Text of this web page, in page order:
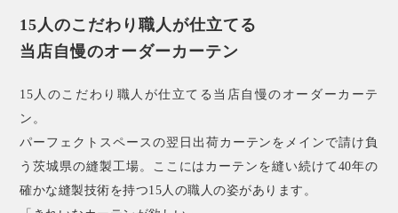
15人のこだわり職人が仕立てる
当店自慢のオーダーカーテン
15人のこだわり職人が仕立てる当店自慢のオーダーカーテ
ン。
パーフェクトスペースの翌日出荷カーテンをメインで請け負
う茨城県の縫製工場。ここにはカーテンを縫い続けて40年の
確かな縫製技術を持つ15人の職人の姿があります。